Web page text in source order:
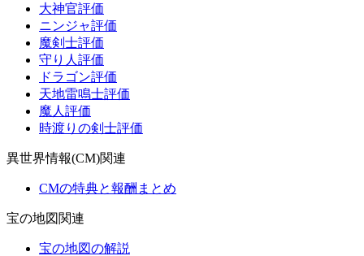
大神官評価
ニンジャ評価
魔剣士評価
守り人評価
ドラゴン評価
天地雷鳴士評価
魔人評価
時渡りの剣士評価
異世界情報(CM)関連
CMの特典と報酬まとめ
宝の地図関連
宝の地図の解説